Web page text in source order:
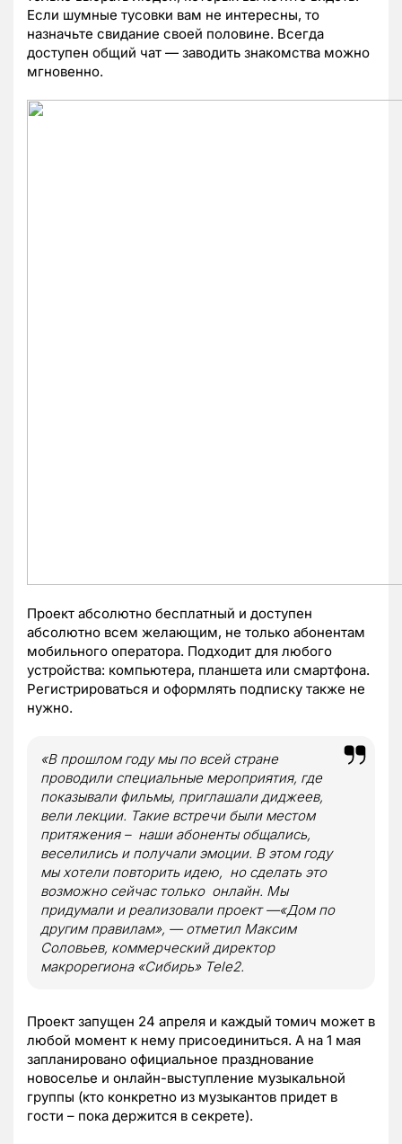
Если шумные тусовки вам не интересны, то
назначьте свидание своей половине. Всегда
доступен общий чат — заводить знакомства можно
мгновенно.
Проект абсолютно бесплатный и доступен
абсолютно всем желающим, не только абонентам
мобильного оператора. Подходит для любого
устройства: компьютера, планшета или смартфона.
Регистрироваться и оформлять подписку также не
нужно.
«В прошлом году мы по всей стране
проводили специальные мероприятия, где
показывали фильмы, приглашали диджеев,
вели лекции. Такие встречи былиместом
притяжения– наши абоненты общались,
веселились и получали эмоции. В этом году
мыхотелиповторить идею, но сделать это
возможно сейчас толькоонлайн. Мы
придумали и реализовали проект —«Дом по
другим правилам», —отметил Максим
Соловьев, коммерческий директор
макрорегиона «Сибирь» Tele2.
Проект запущен 24 апреля и каждый томич может в
любой момент к нему присоединиться. А на 1 мая
запланировано официальное празднование
новоселье и онлайн-выступление музыкальной
группы (кто конкретно из музыкантов придет в
гости – пока держится в секрете).